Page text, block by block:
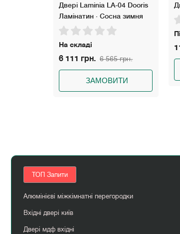
Двері Evolushion 01
Під замовлення
11 262 грн.
ЗАМОВИТИ
ТОП Запити
Алюмінієві міжкімнатні перегородки
Вхідні двері київ
Двері мдф вхідні